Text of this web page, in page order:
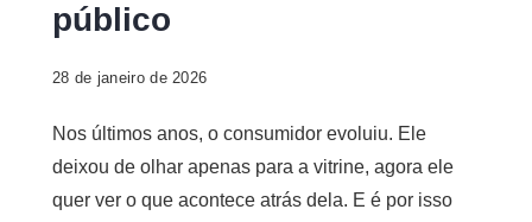
público
28 de janeiro de 2026
Nos últimos anos, o consumidor evoluiu. Ele
deixou de olhar apenas para a vitrine, agora ele
quer ver o que acontece atrás dela. E é por isso